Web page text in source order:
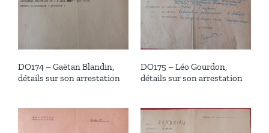
DO174 – Gaëtan Blandin,
détails sur son arrestation
DO175 – Léo Gourdon,
détails sur son arrestation